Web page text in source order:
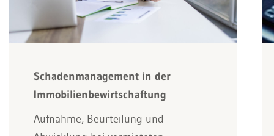
Schadenmanagement in der
Immobilienbewirtschaftung
Aufnahme, Beurteilung und